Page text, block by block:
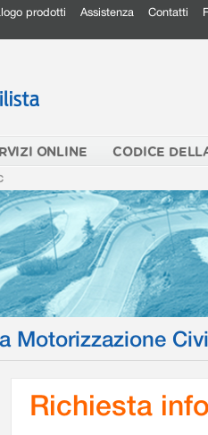
prodotti Assistenza Contatti
ONLINE CODICE
Motorizzazione
Richiesta